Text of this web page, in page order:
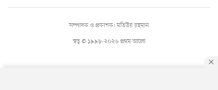
স্বত্ব © ১৯৯৮-২০২৬ প্রথম আলো
সম্পাদক ও প্রকাশক: মতিউর রহমান